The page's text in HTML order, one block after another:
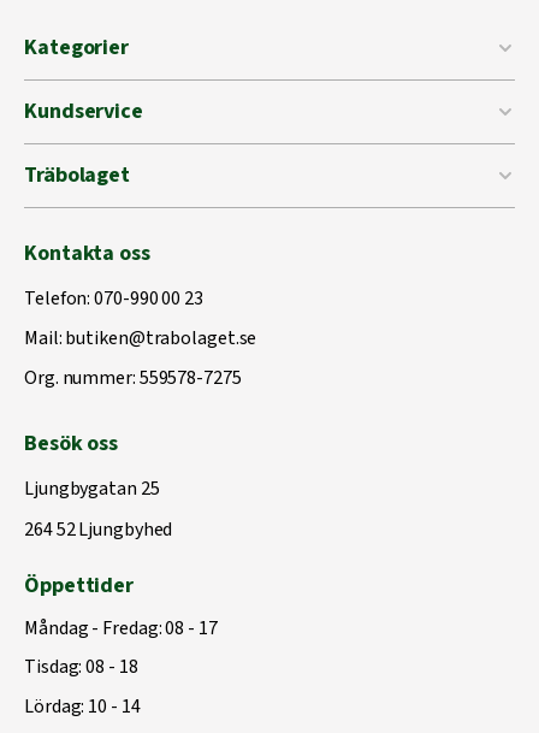
Kategorier
Kundservice
Träbolaget
Kontakta oss
Telefon:070-990 00 23
Mail:butiken@trabolaget.se
Org. nummer: 559578-7275
Besök oss
Ljungbygatan 25
264 52 Ljungbyhed
Öppettider
Måndag - Fredag: 08 - 17
Tisdag: 08 - 18
Lördag: 10 - 14